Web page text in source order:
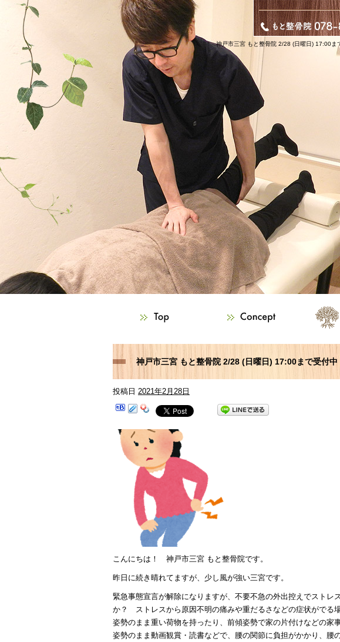
神戸市三宮 もと整骨院 2/28 (日曜日) 17:00ま
神戸市三宮 もと整骨院 2/28 (日曜日) 17:00まで受付
たらご相談下さい！
投稿日 2021年2月28日
こんにちは！ 神戸市三宮 もと整骨院です。
昨日に続き晴れてますが、少し風が強い三宮です。
緊急事態宣言が解除になりますが、不要不急の外出控えでストレ
か？ ストレスから原因不明の痛みや重だるさなどの症状がでる
姿勢のまま重い荷物を持ったり、前傾姿勢で家の片付けなどの家
姿勢のまま動画観賞・読書などで、腰の関節に負担がかかり、腰